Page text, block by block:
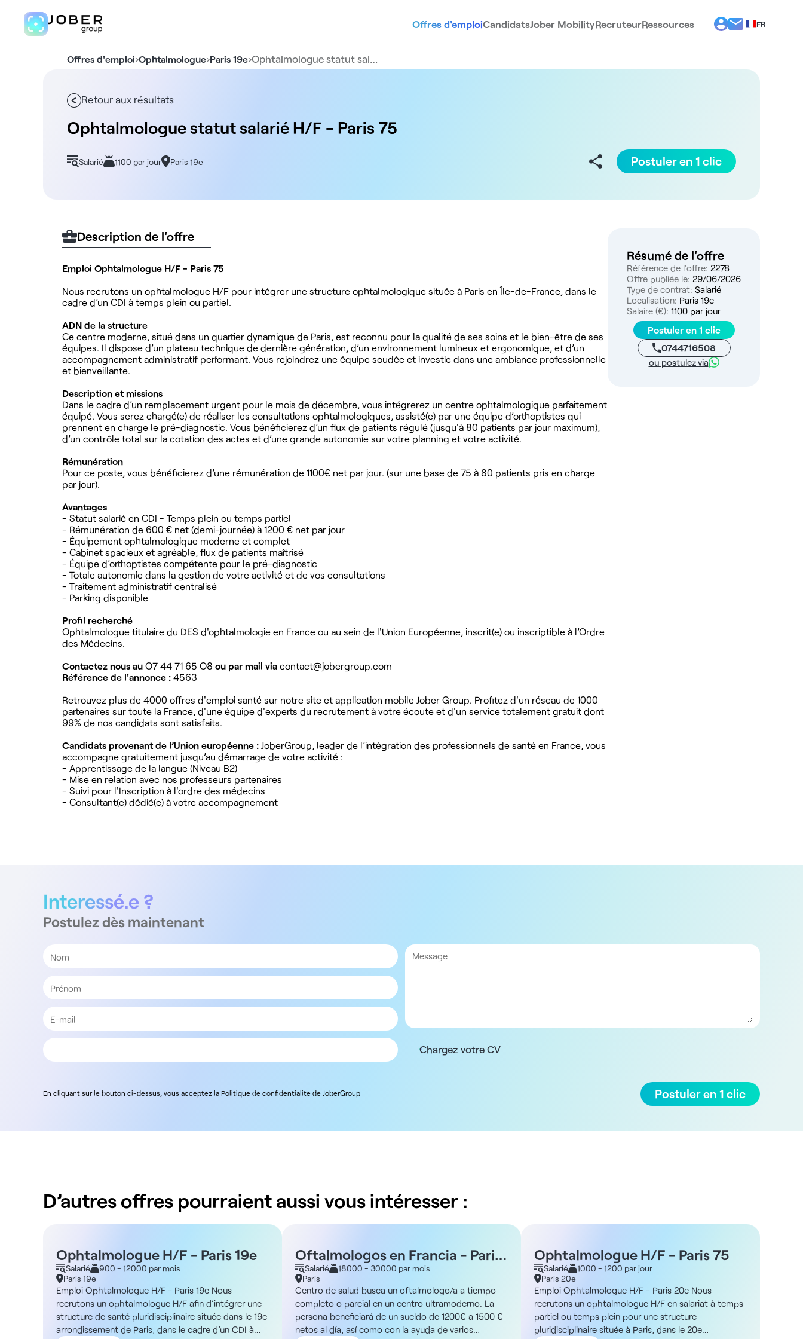
Offres d'emploiCandidatsJober MobilityRecruteurRessources
FR
ES
Offres d'emploi›Ophtalmologue›Paris 19e›Ophtalmologue statut sal…
Retour aux résultats
Ophtalmologue statut salarié H/F - Paris 75
Salarié 1100 par jour Paris 19e Postuler en 1 clic
Description de l'offre
Emploi Ophtalmologue H/F - Paris 75
Nous recrutons un ophtalmologue H/F pour intégrer une structure ophtalmologique située à Paris en Île-de-France, dans le
cadre d’un CDI à temps plein ou partiel.
ADN de la structure
Ce centre moderne, situé dans un quartier dynamique de Paris, est reconnu pour la qualité de ses soins et le bien-être de ses
équipes. Il dispose d’un plateau technique de dernière génération, d’un environnement lumineux et ergonomique, et d’un
accompagnement administratif performant. Vous rejoindrez une équipe soudée et investie dans une ambiance professionnelle
et bienveillante.
Description et missions
Dans le cadre d’un remplacement urgent pour le mois de décembre, vous intégrerez un centre ophtalmologique parfaitement
équipé. Vous serez chargé(e) de réaliser les consultations ophtalmologiques, assisté(e) par une équipe d’orthoptistes qui
prennent en charge le pré-diagnostic. Vous bénéficierez d’un flux de patients régulé (jusqu'à 80 patients par jour maximum),
d’un contrôle total sur la cotation des actes et d’une grande autonomie sur votre planning et votre activité.
Rémunération
Pour ce poste, vous bénéficierez d’une rémunération de 1100€ net par jour. (sur une base de 75 à 80 patients pris en charge
par jour).
Avantages
- Statut salarié en CDI - Temps plein ou temps partiel
- Rémunération de 600 € net (demi-journée) à 1200 € net par jour
- Équipement ophtalmologique moderne et complet
- Cabinet spacieux et agréable, flux de patients maîtrisé
- Équipe d’orthoptistes compétente pour le pré-diagnostic
- Totale autonomie dans la gestion de votre activité et de vos consultations
- Traitement administratif centralisé
- Parking disponible
Profil recherché
Ophtalmologue titulaire du DES d'ophtalmologie en France ou au sein de l'Union Européenne, inscrit(e) ou inscriptible à l’Ordre
des Médecins.
Contactez nous au O7 44 71 65 O8 ou par mail via contact@jobergroup.com
Référence de l'annonce : 4563
Retrouvez plus de 4000 offres d'emploi santé sur notre site et application mobile Jober Group. Profitez d'un réseau de 1000
partenaires sur toute la France, d'une équipe d'experts du recrutement à votre écoute et d'un service totalement gratuit dont
99% de nos candidats sont satisfaits.
Candidats provenant de l’Union européenne : JoberGroup, leader de l’intégration des professionnels de santé en France, vous
accompagne gratuitement jusqu’au démarrage de votre activité :
- Apprentissage de la langue (Niveau B2)
- Mise en relation avec nos professeurs partenaires
- Suivi pour l'Inscription à l'ordre des médecins
- Consultant(e) dédié(e) à votre accompagnement
Résumé de l'offre
Référence de l'offre: 2278
Offre publiée le: 29/06/2026
Type de contrat: Salarié
Localisation: Paris 19e
Salaire (€): 1100 par jour
Postuler en 1 clic
0744716508
ou postulez via
Interessé.e ?
Postulez dès maintenant
Chargez votre CV
En cliquant sur le bouton ci-dessus, vous acceptez la Politique de confidentialite de JoberGroup Postuler en 1 clic
D’autres offres pourraient aussi vous intéresser :
Ophtalmologue H/F - Paris 19e
Salarié
900 - 12000 par mois
Paris 19e
Emploi Ophtalmologue H/F - Paris 19e Nous
recrutons un ophtalmologue H/F afin d’intégrer une
structure de santé pluridisciplinaire située dans le 19e
arrondissement de Paris, dans le cadre d’un CDI à
Oftalmologos en Francia - Paris
75Salarié
18000 - 30000 par mois
Paris
Centro de salud busca un oftalmologo/a a tiempo
completo o parcial en un centro ultramoderno. La
persona beneficiará de un sueldo de 1200€ a 1500 €
netos al día, así como con la ayuda de varios
Ophtalmologue H/F - Paris 75
Salarié
1000 - 1200 par jour
Paris 20e
Emploi Ophtalmologue H/F - Paris 20e Nous
recrutons un ophtalmologue H/F en salariat à temps
partiel ou temps plein pour une structure
pluridisciplinaire située à Paris, dans le 20e